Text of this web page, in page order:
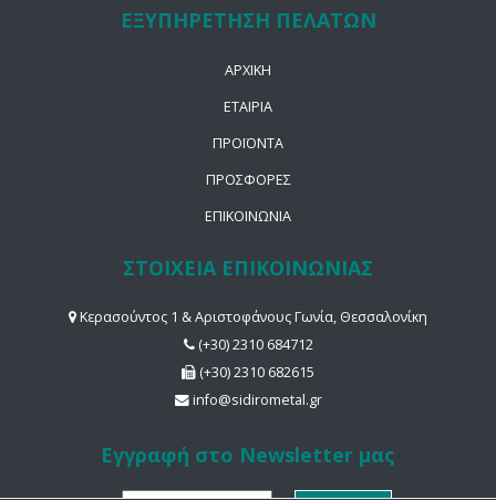
ΕΞΥΠΗΡΕΤΗΣΗ ΠΕΛΑΤΩΝ
ΑΡΧΙΚΗ
ΕΤΑΙΡΙΑ
ΠΡΟΪΟΝΤΑ
ΠΡΟΣΦΟΡΕΣ
ΕΠΙΚΟΙΝΩΝΙΑ
ΣΤΟΙΧΕΙΑ ΕΠΙΚΟΙΝΩΝΙΑΣ
Κερασούντος 1 & Αριστοφάνους Γωνία, Θεσσαλονίκη
(+30) 2310 684712
(+30) 2310 682615
info@sidirometal.gr
Εγγραφή στο Newsletter μας